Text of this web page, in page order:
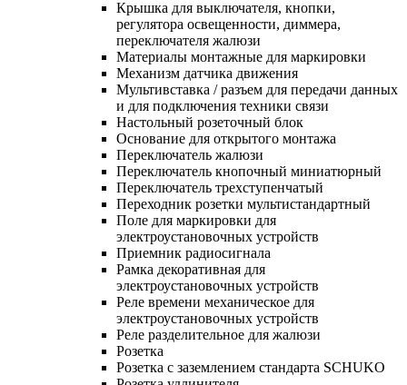
Крышка для выключателя, кнопки,
регулятора освещенности, диммера,
переключателя жалюзи
Материалы монтажные для маркировки
Механизм датчика движения
Мультивставка / разъем для передачи данных
и для подключения техники связи
Настольный розеточный блок
Основание для открытого монтажа
Переключатель жалюзи
Переключатель кнопочный миниатюрный
Переключатель трехступенчатый
Переходник розетки мультистандартный
Поле для маркировки для
электроустановочных устройств
Приемник радиосигнала
Рамка декоративная для
электроустановочных устройств
Реле времени механическое для
электроустановочных устройств
Реле разделительное для жалюзи
Розетка
Розетка с заземлением стандарта SCHUKO